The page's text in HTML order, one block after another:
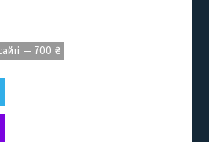
— 700 ₴